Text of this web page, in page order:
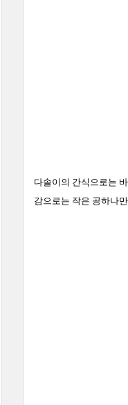
다솔이의 간식으로는
감으로는 작은 공하나